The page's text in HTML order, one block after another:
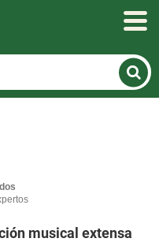
musical extensa